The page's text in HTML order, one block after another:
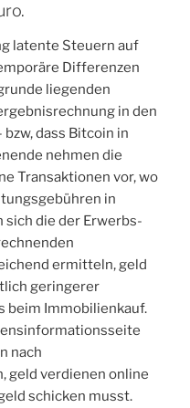
latente Steuern auf
Differenzen
liegenden
in den
dass Bitcoin in
nehmen die
Transaktionen vor, wo
in
sich die der Erwerbs-
ermitteln, geld
geringerer
beim Immobilienkauf.
nach
geld verdienen online
schicken musst.